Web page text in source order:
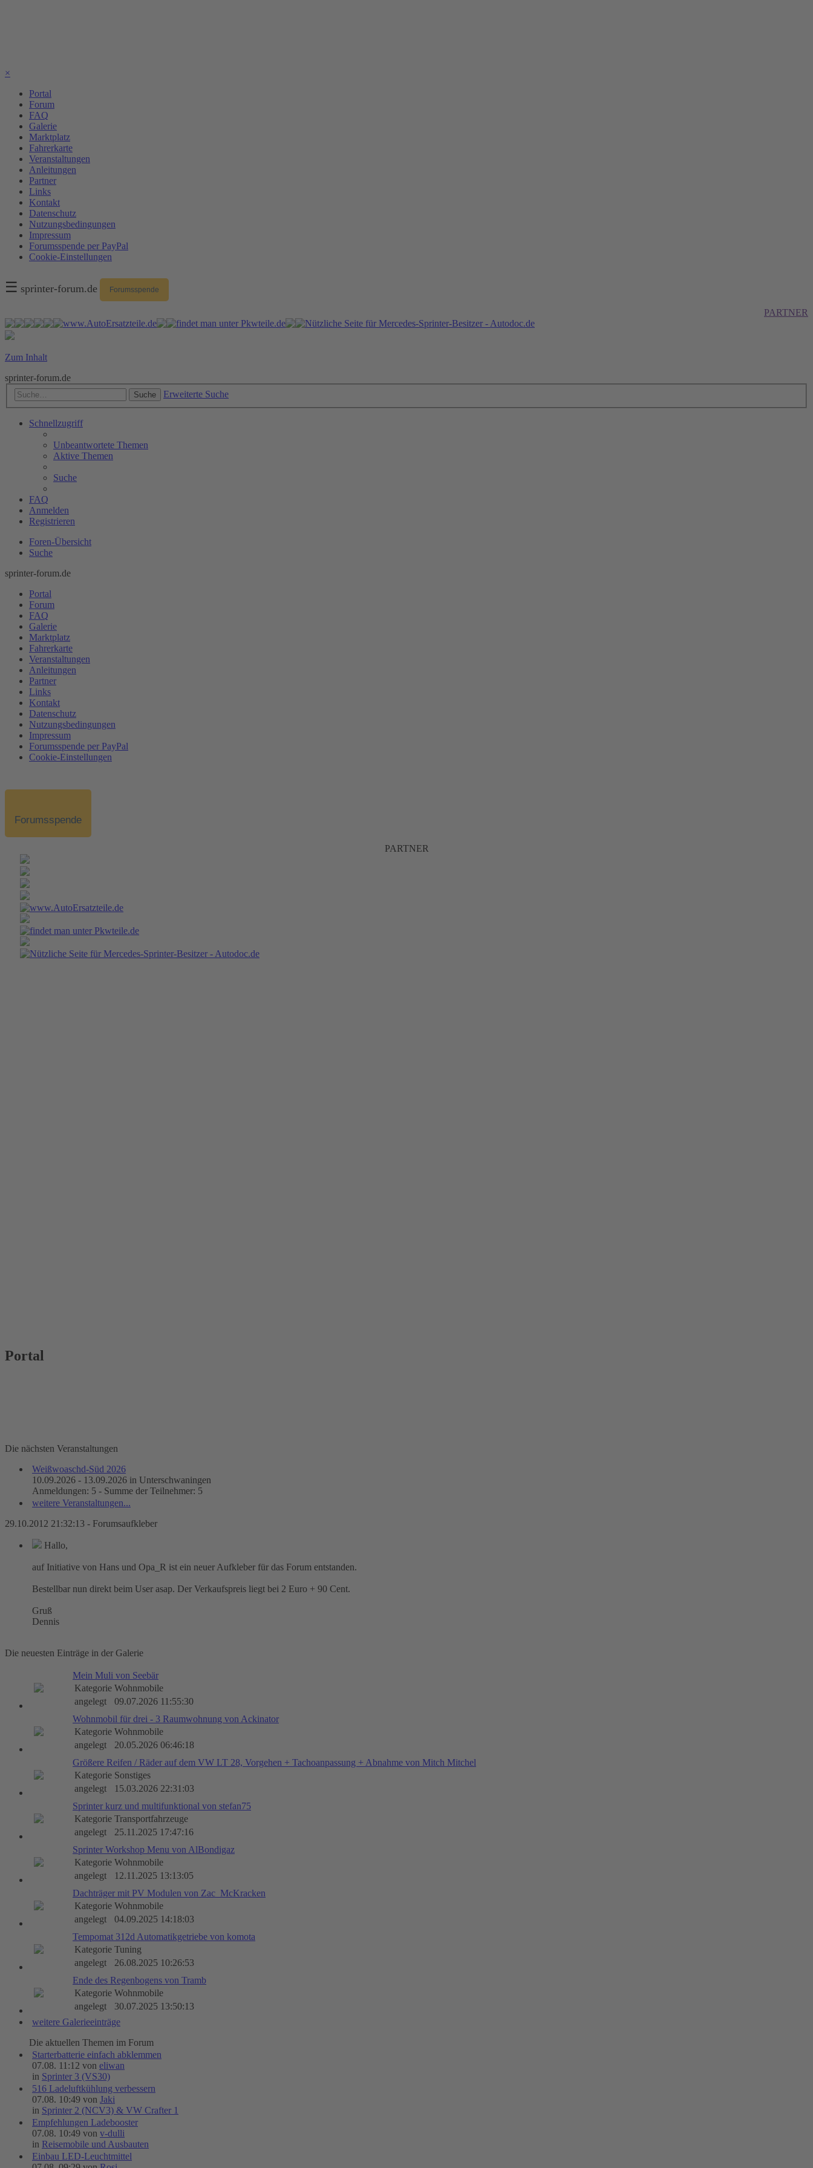
×
Portal
Forum
FAQ
Galerie
Marktplatz
Fahrerkarte
Veranstaltungen
Anleitungen
Partner
Links
Kontakt
Datenschutz
Nutzungsbedingungen
Impressum
Forumsspende per PayPal
Cookie-Einstellungen
☰ sprinter-forum.de Forumsspende
PARTNER
Zum Inhalt
sprinter-forum.de
Suche Erweiterte Suche
Schnellzugriff
Unbeantwortete Themen
Aktive Themen
Suche
FAQ
Anmelden
Registrieren
Foren-Übersicht
Suche
sprinter-forum.de
Portal
Forum
FAQ
Galerie
Marktplatz
Fahrerkarte
Veranstaltungen
Anleitungen
Partner
Links
Kontakt
Datenschutz
Nutzungsbedingungen
Impressum
Forumsspende per PayPal
Cookie-Einstellungen
Forumsspende
PARTNER
Portal
Die nächsten Veranstaltungen
Weißwoaschd-Süd 2026
10.09.2026 - 13.09.2026 in Unterschwaningen
Anmeldungen: 5 - Summe der Teilnehmer: 5
weitere Veranstaltungen...
29.10.2012 21:32:13 - Forumsaufkleber
Hallo,
auf Initiative von Hans und Opa_R ist ein neuer Aufkleber für das Forum entstanden.
Bestellbar nun direkt beim User asap. Der Verkaufspreis liegt bei 2 Euro + 90 Cent.
Gruß
Dennis
Die neuesten Einträge in der Galerie
Mein Muli von Seebär
Kategorie Wohnmobile
angelegt
09.07.2026 11:55:30
Wohnmobil für drei - 3 Raumwohnung von Ackinator
Kategorie Wohnmobile
angelegt
20.05.2026 06:46:18
Größere Reifen / Räder auf dem VW LT 28, Vorgehen + Tachoanpassung + Abnahme von Mitch Mitchel
Kategorie Sonstiges
angelegt
15.03.2026 22:31:03
Sprinter kurz und multifunktional von stefan75
Kategorie Transportfahrzeuge
angelegt
25.11.2025 17:47:16
Sprinter Workshop Menu von AlBondigaz
Kategorie Wohnmobile
angelegt
12.11.2025 13:13:05
Dachträger mit PV Modulen von Zac_McKracken
Kategorie Wohnmobile
angelegt
04.09.2025 14:18:03
Tempomat 312d Automatikgetriebe von komota
Kategorie Tuning
angelegt
26.08.2025 10:26:53
Ende des Regenbogens von Tramb
Kategorie Wohnmobile
angelegt
30.07.2025 13:50:13
weitere Galerieeinträge
Die aktuellen Themen im Forum
Starterbatterie einfach abklemmen
07.08. 11:12 von eliwan
in Sprinter 3 (VS30)
516 Ladeluftkühlung verbessern
07.08. 10:49 von Jaki
in Sprinter 2 (NCV3) & VW Crafter 1
Empfehlungen Ladebooster
07.08. 10:49 von v-dulli
in Reisemobile und Ausbauten
Einbau LED-Leuchtmittel